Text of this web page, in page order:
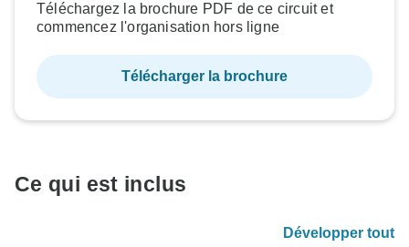
Téléchargez la brochure PDF de ce circuit et
commencez l'organisation hors ligne
Télécharger la brochure
Ce qui est inclus
Développer tout